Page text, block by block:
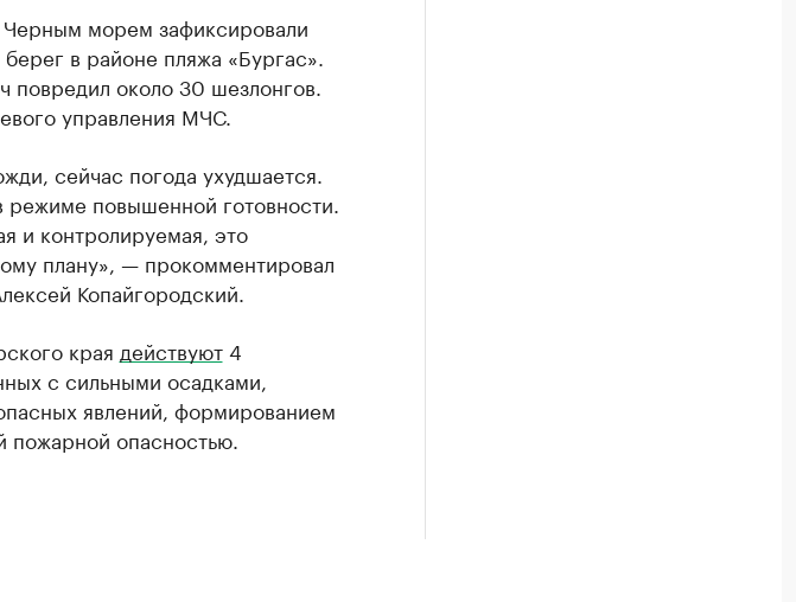
морем зафиксировали
в районе пляжа «Бургас».
около 30 шезлонгов.
управления МЧС.
сейчас погода ухудшается.
повышенной готовности.
и контролируемая, это
плану», — прокомментировал
Копайгородский.
края действуют4
с сильными осадками,
явлений, формированием
опасностью.